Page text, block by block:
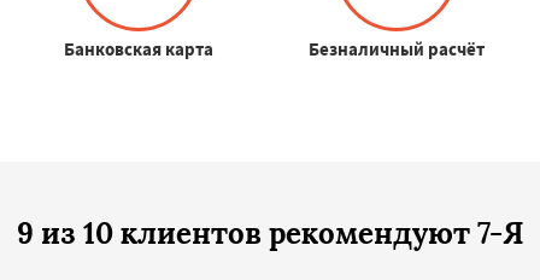
Банковская карта Безналичный расчёт
9 из 10 клиентов рекомендуют 7-Я